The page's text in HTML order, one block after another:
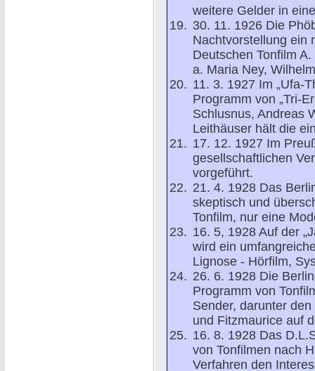
weitere Gelder in
30. 11. 1926 Die
Nachtvorstellung ein
Deutschen Tonfilm
a. Maria Ney,
11. 3. 1927 Im „Ufa-
Programm von „Tri-
Schlusnus, Andreas
Leithäuser hält die
17. 12. 1927 Im
gesellschaftlichen
vorgeführt.
21. 4. 1928 Das
skeptisch und
Tonfilm, nur eine
16. 5, 1928 Auf der
wird ein
Lignose - Hörfilm,
26. 6. 1928 Die
Programm von
Sender, darunter
und Fitzmaurice auf
16. 8. 1928 Das
von Tonfilmen nach
Verfahren den